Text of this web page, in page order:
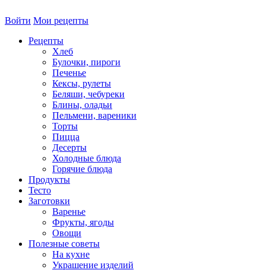
Войти Мои рецепты
Рецепты
Хлеб
Булочки, пироги
Печенье
Кексы, рулеты
Беляши, чебуреки
Блины, оладьи
Пельмени, вареники
Торты
Пицца
Десерты
Холодные блюда
Горячие блюда
Продукты
Тесто
Заготовки
Варенье
Фрукты, ягоды
Овощи
Полезные советы
На кухне
Украшение изделий